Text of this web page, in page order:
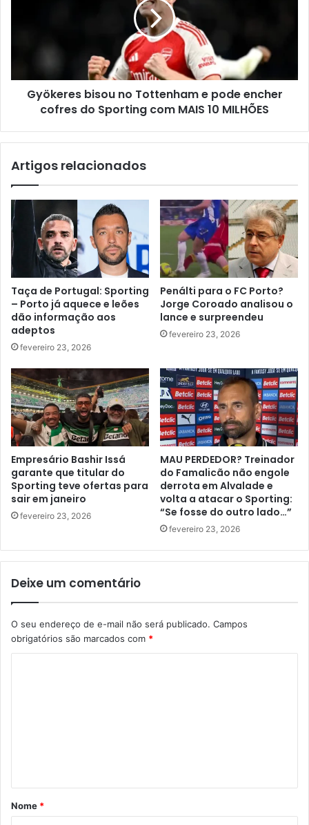
Gyökeres bisou no Tottenham e pode encher
cofres do Sporting com MAIS 10 MILHÕES
Artigos relacionados
Taça de Portugal: Sporting
– Porto já aquece e leões
dão informação aos
adeptos
fevereiro 23, 2026
Penálti para o FC Porto?
Jorge Coroado analisou o
lance e surpreendeu
fevereiro 23, 2026
Empresário Bashir Issá
garante que titular do
Sporting teve ofertas para
sair em janeiro
fevereiro 23, 2026
MAU PERDEDOR? Treinador
do Famalicão não engole
derrota em Alvalade e
volta a atacar o Sporting:
“Se fosse do outro lado…”
fevereiro 23, 2026
Deixe um comentário
O seu endereço de e-mail não será publicado. Campos
obrigatórios são marcados com *
á
r
Nome *